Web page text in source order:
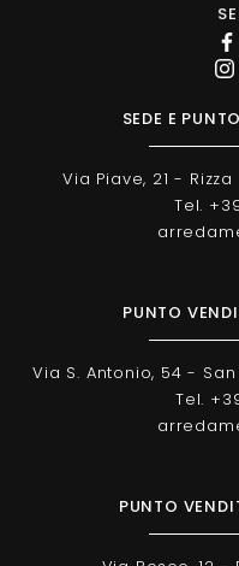
SEDE E
Via Piave, 21 -
Tel.
PUNTO
Via S. Antonio, 54 -
Tel.
PUNTO